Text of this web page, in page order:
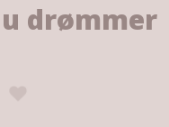
drømmer